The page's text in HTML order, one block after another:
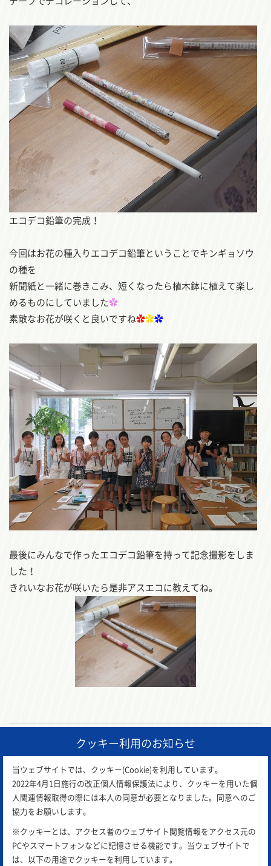
エコデコ鉛筆の完成！
今回はお花の種入りエコデコ鉛筆ということでキンギョソウ
の種を
新聞紙と一緒に巻きこみ、短くなったら植木鉢に植えて楽し
めるものにしていました✿
素敵なお花が咲くと良いですね✿✿✿
最後にみんなで作ったエコデコ鉛筆を持って記念撮影をしま
した！
きれいなお花が咲いたら是非アスエコに教えてね。
前の記事 一覧に戻る 次の記事
クッキー利用のお知らせ
当ウェブサイトでは、クッキー(Cookie)を利用しています。
2022年4月1日施行の改正個人情報保護法により、クッキーを用いた個
人関連情報取得の際には本人の同意が必要となりました。同意へのご
協力をお願いします。
※クッキーとは、アクセス者のウェブサイト閲覧情報をアクセス元の
PCやスマートフォンなどに記憶させる機能です。当ウェブサイトで
は、以下の用途でクッキーを利用しています。